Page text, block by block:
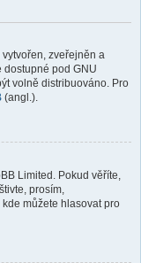
zveřejněn a
dostupné pod GNU
volně distribuováno. Pro
(angl.).
Limited. Pokud věříte,
prosím,
můžete hlasovat pro